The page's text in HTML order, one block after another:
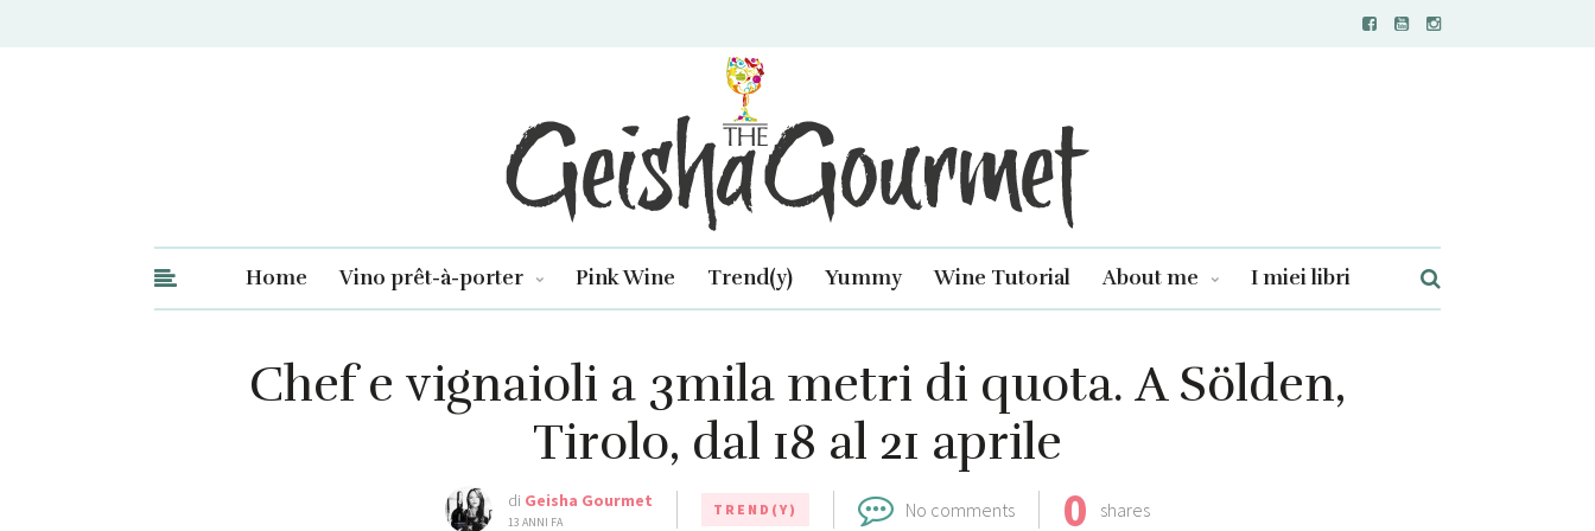
Home Vino prêt-à-porter Pink Wine Trend(y) Yummy Wine Tutorial About me I miei libri
Chef e vignaioli a 3mila metri di quota. A Sölden,
Tirolo, dal 18 al 21 aprile
di Geisha Gourmet
13 ANNI FA
TREND(Y) No comments 0 shares